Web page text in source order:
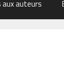
auteurs